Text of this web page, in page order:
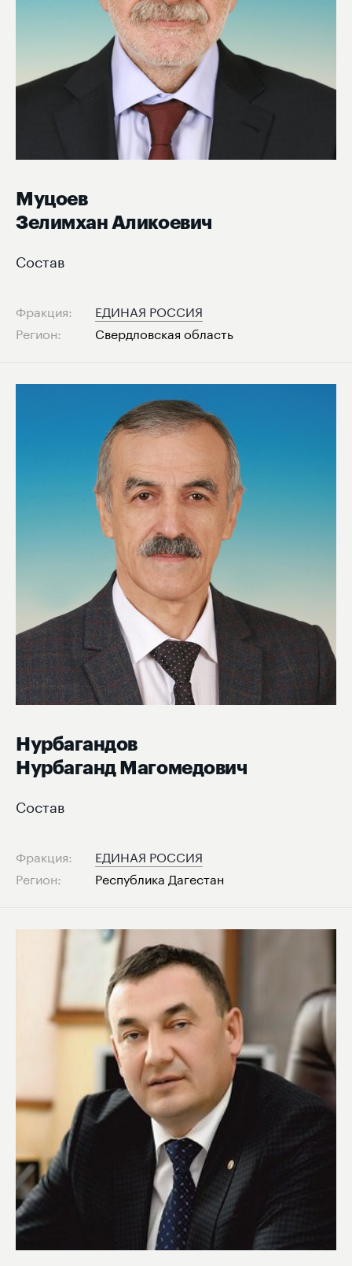
Муцоев
Зелимхан Аликоевич
Состав
Фракция:
ЕДИНАЯ РОССИЯ
Регион:
Свердловская область
Нурбагандов
Нурбаганд Магомедович
Состав
Фракция:
ЕДИНАЯ РОССИЯ
Регион:
Республика Дагестан